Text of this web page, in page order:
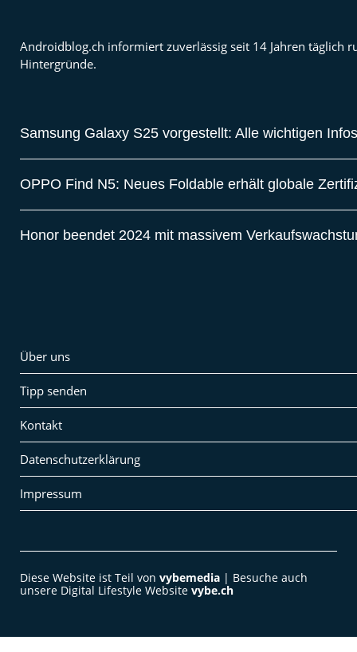
Androidblog.ch informiert zuverlässig seit 14 Jahren täglich
Hintergründe.
Samsung Galaxy S25 vorgestellt: Alle wichtigen Infos
OPPO Find N5: Neues Foldable erhält globale
Honor beendet 2024 mit massivem
Über uns
Tipp senden
Kontakt
Datenschutzerklärung
Impressum
Diese Website ist Teil von vybemedia | Besuche auch
unsere Digital Lifestyle Website vybe.ch